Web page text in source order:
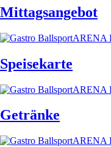
Mittagsangebot
Speisekarte
Getränke